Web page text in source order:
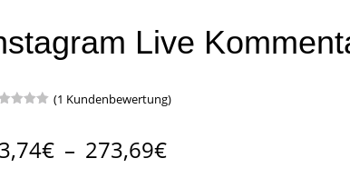
Live
(1 Kundenbewertung)
€ – 273,69€